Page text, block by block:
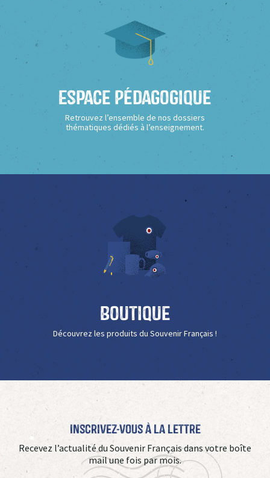
Espace Pédagogique
Retrouvez l’ensemble de nos dossiers
thématiques dédiés à l’enseignement.
Boutique
Découvrez les produits du Souvenir Français !
Inscrivez-vous à La Lettre
Recevez l’actualité du Souvenir Français dans votre boîte
mail une fois par mois.